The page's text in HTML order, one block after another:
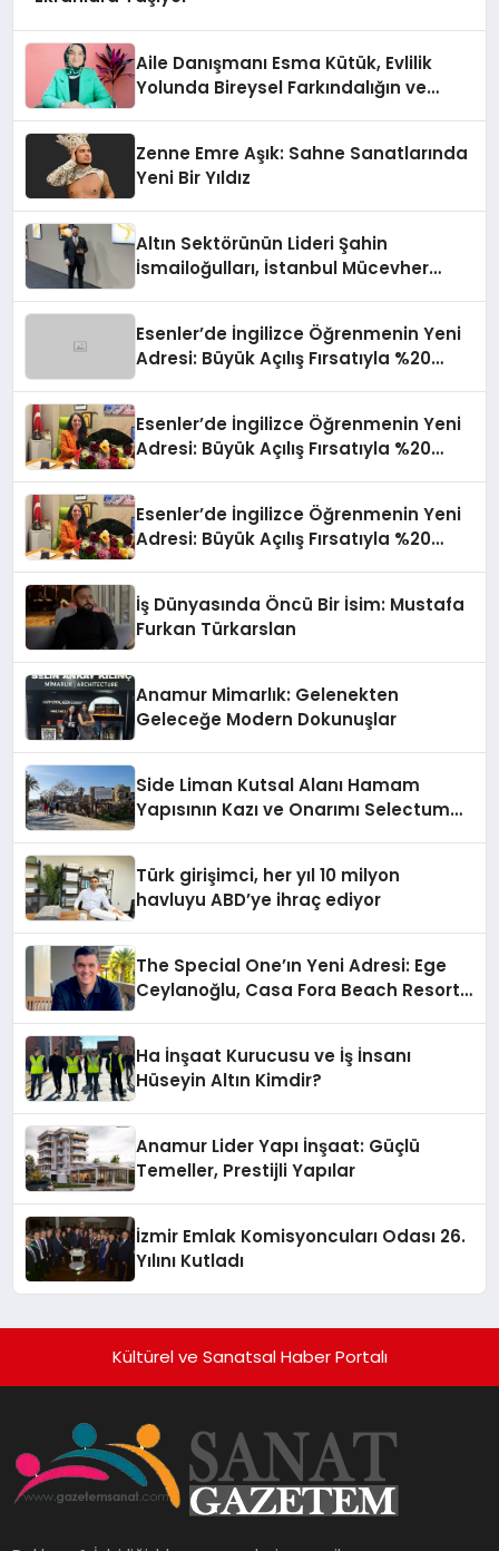
Aile Danışmanı Esma Kütük, Evlilik
Yolunda Bireysel Farkındalığın ve
Zenne Emre Aşık: Sahne Sanatlarında
Yeni Bir Yıldız
Altın Sektörünün Lideri Şahin
İsmailoğulları, İstanbul Mücevher
Esenler’de İngilizce Öğrenmenin Yeni
Adresi: Büyük Açılış Fırsatıyla %20
Esenler’de İngilizce Öğrenmenin Yeni
Adresi: Büyük Açılış Fırsatıyla %20
Esenler’de İngilizce Öğrenmenin Yeni
Adresi: Büyük Açılış Fırsatıyla %20
İş Dünyasında Öncü Bir İsim: Mustafa
Furkan Türkarslan
Anamur Mimarlık: Gelenekten
Geleceğe Modern Dokunuşlar
Side Liman Kutsal Alanı Hamam
Yapısının Kazı ve Onarımı Selectum
Türk girişimci, her yıl 10 milyon
havluyu ABD’ye ihraç ediyor
The Special One’ın Yeni Adresi: Ege
Ceylanoğlu, Casa Fora Beach Resort
Ha İnşaat Kurucusu ve İş İnsanı
Hüseyin Altın Kimdir?
Anamur Lider Yapı İnşaat: Güçlü
Temeller, Prestijli Yapılar
İzmir Emlak Komisyoncuları Odası 26.
Yılını Kutladı
Kültürel ve Sanatsal Haber Portalı